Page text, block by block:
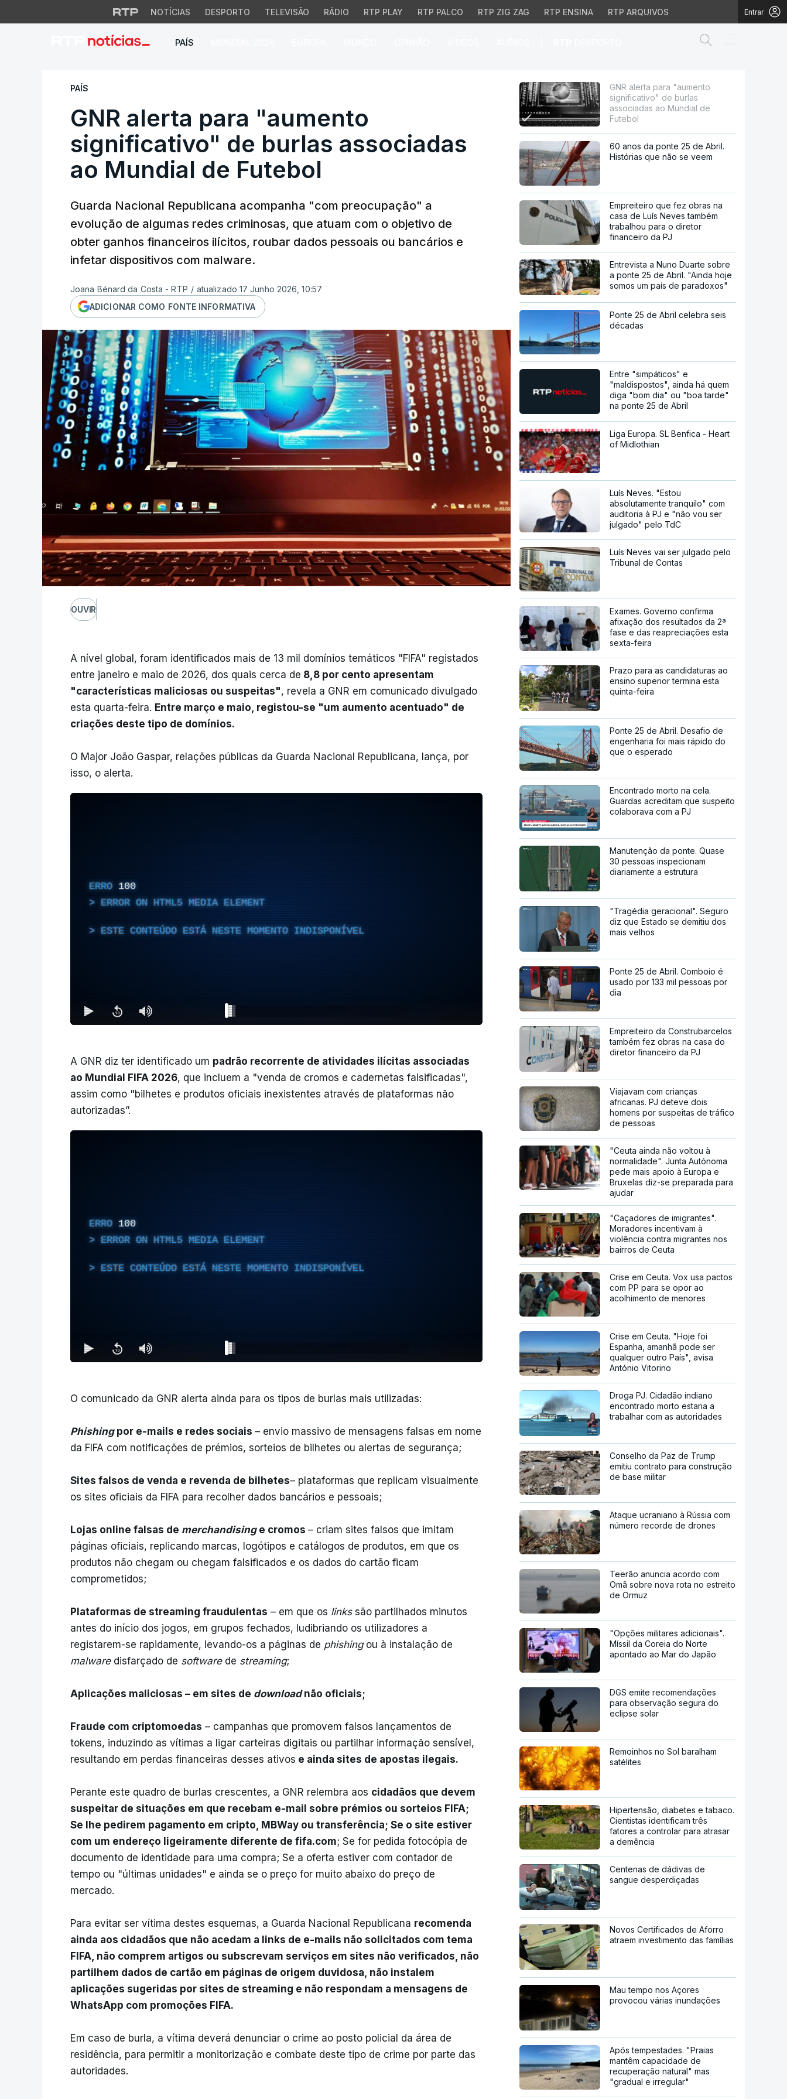
NOTÍCIAS DESPORTO TELEVISÃO RÁDIO RTP PLAY RTP PALCO RTP ZIG ZAG RTP ENSINA RTP ARQUIVOS Entrar
PAÍS
GNR alerta para "aumento significativo" de burlas associadas ao
PAÍS
GNR alerta para "aumento
significativo" de burlas associadas
ao Mundial de Futebol
Guarda Nacional Republicana acompanha "com preocupação" a
evolução de algumas redes criminosas, que atuam com o objetivo de
obter ganhos financeiros ilícitos, roubar dados pessoais ou bancários e
infetar dispositivos com malware.
Joana Bénard da Costa - RTP / atualizado 17 Junho 2026, 10:57
ADICIONAR COMO FONTE INFORMATIVA
OUVIR
A nível global, foram identificados mais de 13 mil domínios temáticos "FIFA" registados
entre janeiro e maio de 2026, dos quais cerca de 8,8 por cento apresentam
"características maliciosas ou suspeitas", revela a GNR em comunicado divulgado
esta quarta-feira. Entre março e maio, registou-se "um aumento acentuado" de
criações deste tipo de domínios.
O Major João Gaspar, relações públicas da Guarda Nacional Republicana, lança, por
isso, o alerta.
ERRO 100
ERROR ON HTML5 MEDIA ELEMENT
ESTE CONTEÚDO ESTÁ NESTE MOMENTO INDISPONÍVEL
A GNR diz ter identificado um padrão recorrente de atividades ilícitas associadas
ao Mundial FIFA 2026, que incluem a "venda de cromos e cadernetas falsificadas",
assim como "bilhetes e produtos oficiais inexistentes através de plataformas não
autorizadas”.
ERRO 100
ERROR ON HTML5 MEDIA ELEMENT
ESTE CONTEÚDO ESTÁ NESTE MOMENTO INDISPONÍVEL
O comunicado da GNR alerta ainda para os tipos de burlas mais utilizadas:
Phishing por e-mails e redes sociais – envio massivo de mensagens falsas em nome
da FIFA com notificações de prémios, sorteios de bilhetes ou alertas de segurança;
Sites falsos de venda e revenda de bilhetes– plataformas que replicam visualmente
os sites oficiais da FIFA para recolher dados bancários e pessoais;
Lojas online falsas de merchandisinge cromos – criam sites falsos que imitam
páginas oficiais, replicando marcas, logótipos e catálogos de produtos, em que os
produtos não chegam ou chegam falsificados e os dados do cartão ficam
comprometidos;
Plataformas de streaming fraudulentas – em que os links são partilhados minutos
antes do início dos jogos, em grupos fechados, ludibriando os utilizadores a
registarem-se rapidamente, levando-os a páginas de phishing ou à instalação de
malwaredisfarçado de softwarede streaming;
Aplicações maliciosas – em sites de downloadnão oficiais;
Fraude com criptomoedas – campanhas que promovem falsos lançamentos de
tokens, induzindo as vítimas a ligar carteiras digitais ou partilhar informação sensível,
resultando em perdas financeiras desses ativos e ainda sites de apostas ilegais.
Perante este quadro de burlas crescentes, a GNR relembra aos cidadãos que devem
suspeitar de situações em que recebam e-mail sobre prémios ou sorteios FIFA;
Se lhe pedirem pagamento em cripto, MBWay ou transferência; Se o site estiver
com um endereço ligeiramente diferente de fifa.com; Se for pedida fotocópia de
documento de identidade para uma compra; Se a oferta estiver com contador de
tempo ou "últimas unidades" e ainda se o preço for muito abaixo do preço de
mercado.
Para evitar ser vítima destes esquemas, a Guarda Nacional Republicana recomenda
ainda aos cidadãos que não acedam a links de e-mails não solicitados com tema
FIFA, não comprem artigos ou subscrevam serviços em sites não verificados, não
partilhem dados de cartão em páginas de origem duvidosa, não instalem
aplicações sugeridas por sites de streaming e não respondam a mensagens de
WhatsApp com promoções FIFA.
Em caso de burla, a vítima deverá denunciar o crime ao posto policial da área de
residência, para permitir a monitorização e combate deste tipo de crime por parte das
autoridades.
GNR alerta para "aumento
significativo" de burlas
associadas ao Mundial de
Futebol
60 anos da ponte 25 de Abril.
Histórias que não se veem
Empreiteiro que fez obras na
casa de Luís Neves também
trabalhou para o diretor
financeiro da PJ
Entrevista a Nuno Duarte sobre
a ponte 25 de Abril. "Ainda hoje
somos um país de paradoxos"
Ponte 25 de Abril celebra seis
décadas
Entre "simpáticos" e
"maldispostos", ainda há quem
diga "bom dia" ou "boa tarde"
na ponte 25 de Abril
Liga Europa. SL Benfica - Heart
of Midlothian
Luís Neves. "Estou
absolutamente tranquilo" com
auditoria à PJ e "não vou ser
julgado" pelo TdC
Luís Neves vai ser julgado pelo
Tribunal de Contas
Exames. Governo confirma
afixação dos resultados da 2ª
fase e das reapreciações esta
sexta-feira
Prazo para as candidaturas ao
ensino superior termina esta
quinta-feira
Ponte 25 de Abril. Desafio de
engenharia foi mais rápido do
que o esperado
Encontrado morto na cela.
Guardas acreditam que suspeito
colaborava com a PJ
Manutenção da ponte. Quase
30 pessoas inspecionam
diariamente a estrutura
"Tragédia geracional". Seguro
diz que Estado se demitiu dos
mais velhos
Ponte 25 de Abril. Comboio é
usado por 133 mil pessoas por
dia
Empreiteiro da Construbarcelos
também fez obras na casa do
diretor financeiro da PJ
Viajavam com crianças
africanas. PJ deteve dois
homens por suspeitas de tráfico
de pessoas
"Ceuta ainda não voltou à
normalidade". Junta Autónoma
pede mais apoio à Europa e
Bruxelas diz-se preparada para
ajudar
"Caçadores de imigrantes".
Moradores incentivam à
violência contra migrantes nos
bairros de Ceuta
Crise em Ceuta. Vox usa pactos
com PP para se opor ao
acolhimento de menores
Crise em Ceuta. "Hoje foi
Espanha, amanhã pode ser
qualquer outro País", avisa
António Vitorino
Droga PJ. Cidadão indiano
encontrado morto estaria a
trabalhar com as autoridades
Conselho da Paz de Trump
emitiu contrato para construção
de base militar
Ataque ucraniano à Rússia com
número recorde de drones
Teerão anuncia acordo com
Omã sobre nova rota no estreito
de Ormuz
"Opções militares adicionais".
Míssil da Coreia do Norte
apontado ao Mar do Japão
DGS emite recomendações
para observação segura do
eclipse solar
Remoinhos no Sol baralham
satélites
Hipertensão, diabetes e tabaco.
Cientistas identificam três
fatores a controlar para atrasar
a demência
Centenas de dádivas de
sangue desperdiçadas
Novos Certificados de Aforro
atraem investimento das famílias
Mau tempo nos Açores
provocou várias inundações
Após tempestades. "Praias
mantêm capacidade de
recuperação natural" mas
"gradual e irregular"